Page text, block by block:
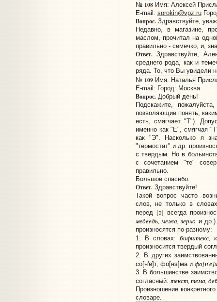
№ 108Имя: Алексей
E-mail: sorokin@vpz.ru
Вопрос.Здравствуйте,
Недавно, в магазине,
маслом, прочитал на
правильно - семечко, и,
Ответ.Здравствуйте,
среднего рода, как и
ряда. То, что Вы увидели
№ 109Имя: Наталья
E-mail: Город: Москва
Вопрос.Добрый день!
Подскажите,
позволяющие понять,
есть, смягчает "Т").
именно как "Е", смягчая
как "Э". Насколько я
"термостат" и др.
с твердым. Но в
с сочетанием "те"
правильно.
Большое спасибо.
Ответ.Здравствуйте!
Такой вопрос часто
слов, не только в
перед [э] всегда
медведь, межа, зерно и
произносятся по-разному:
1. В словах:бифштекс,
произносится твердый
2. В других
со[н'е]т, фо[нэ]ма и
3. В большинстве
согласный: текст, тема,
Произношение
словаре.